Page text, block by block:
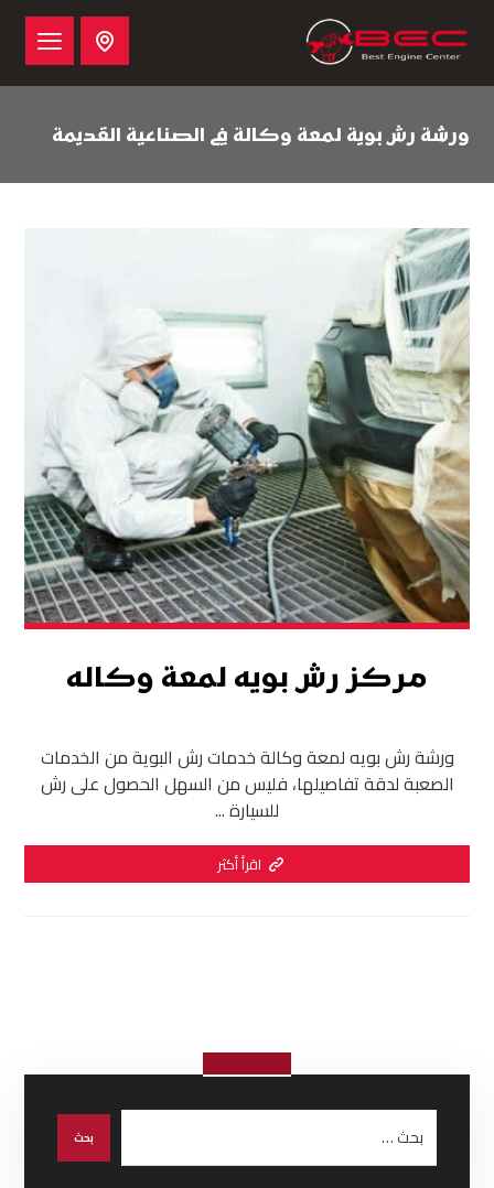
ورشة رش بوية لمعة وكالة في الصناعية القديمة
مركز رش بويه لمعة وكاله
ورشة رش بويه لمعة وكالة خدمات رش البوية من الخدمات
الصعبة لدقة تفاصيلها، فليس من السهل الحصول على رش
للسيارة ...
اقرأ أكثر